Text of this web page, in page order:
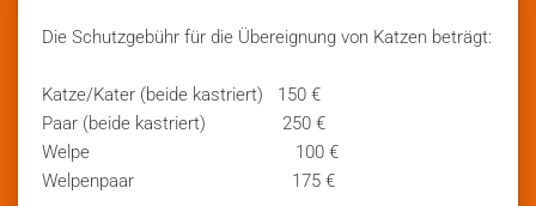
Die Schutzgebühr für die Übereignung von Katzen beträgt:
Katze/Kater (beide kastriert) 150 €
Paar (beide kastriert) 250 €
Welpe 100 €
Welpenpaar 175 €